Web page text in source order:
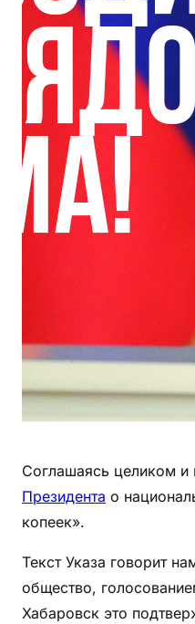
Соглашаясь целиком
Президента о
копеек».
Текст Указа говорит
общество,
Хабаровск это